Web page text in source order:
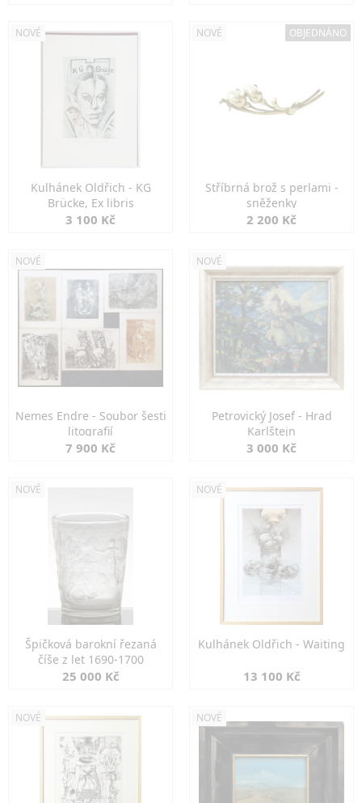
NOVÉ
Kulhánek Oldřich - KG
Brücke, Ex libris
3 100 Kč
NOVÉ OBJEDNÁNO
Stříbrná brož s perlami -
sněženky
2 200 Kč
NOVÉ
Nemes Endre - Soubor šesti
litografií
7 900 Kč
NOVÉ
Petrovický Josef - Hrad
Karlštejn
3 000 Kč
NOVÉ
Špičková barokní řezaná
číše z let 1690-1700
25 000 Kč
NOVÉ
Kulhánek Oldřich - Waiting
13 100 Kč
NOVÉ NOVÉ